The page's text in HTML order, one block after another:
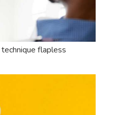
flapless